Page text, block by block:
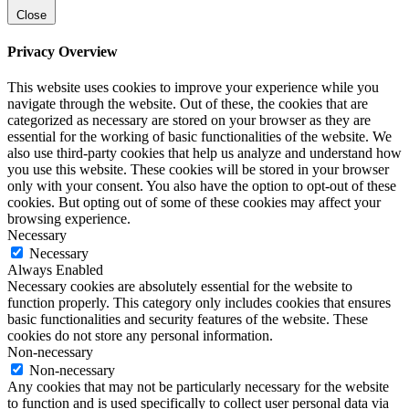
Close
Privacy Overview
This website uses cookies to improve your experience while you
navigate through the website. Out of these, the cookies that are
categorized as necessary are stored on your browser as they are
essential for the working of basic functionalities of the website. We
also use third-party cookies that help us analyze and understand how
you use this website. These cookies will be stored in your browser
only with your consent. You also have the option to opt-out of these
cookies. But opting out of some of these cookies may affect your
browsing experience.
Necessary
Necessary
Always Enabled
Necessary cookies are absolutely essential for the website to
function properly. This category only includes cookies that ensures
basic functionalities and security features of the website. These
cookies do not store any personal information.
Non-necessary
Non-necessary
Any cookies that may not be particularly necessary for the website
to function and is used specifically to collect user personal data via